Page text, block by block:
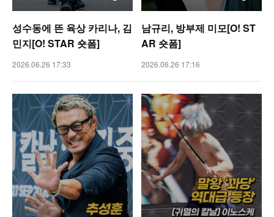
성수동에 뜬 육상 카리나, 김
민지[O! STAR 숏폼]
2026.06.26 17:33
남규리, 방부제 미모[O! ST
AR 숏폼]
2026.06.26 17:16